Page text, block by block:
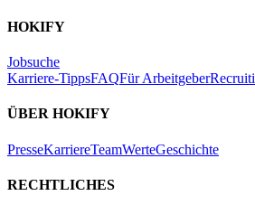
HOKIFY
Jobsuche
Karriere-TippsFAQFür Arbeitgeber
ÜBER HOKIFY
PresseKarriereTeamWerteGeschichte
RECHTLICHES